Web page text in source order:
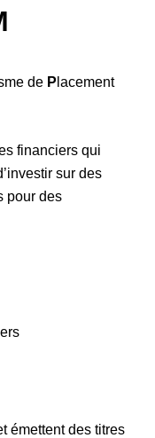
de P lacement
financiers qui
sur des
pour des
émettent des titres